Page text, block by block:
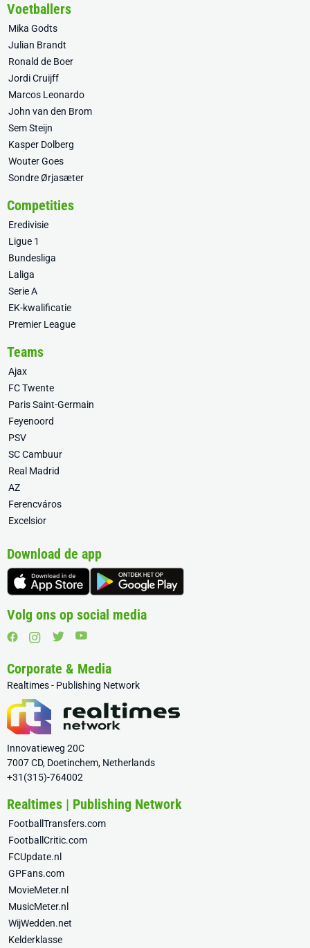
Voetballers
Mika Godts
Julian Brandt
Ronald de Boer
Jordi Cruijff
Marcos Leonardo
John van den Brom
Sem Steijn
Kasper Dolberg
Wouter Goes
Sondre Ørjasæter
Competities
Eredivisie
Ligue 1
Bundesliga
Laliga
Serie A
EK-kwalificatie
Premier League
Teams
Ajax
FC Twente
Paris Saint-Germain
Feyenoord
PSV
SC Cambuur
Real Madrid
AZ
Ferencváros
Excelsior
Download de app
Volg ons op social media
Corporate & Media
Realtimes - Publishing Network
Innovatieweg 20C
7007 CD, Doetinchem, Netherlands
+31(315)-764002
Realtimes | Publishing Network
FootballTransfers.com
FootballCritic.com
FCUpdate.nl
GPFans.com
MovieMeter.nl
MusicMeter.nl
WijWedden.net
Kelderklasse